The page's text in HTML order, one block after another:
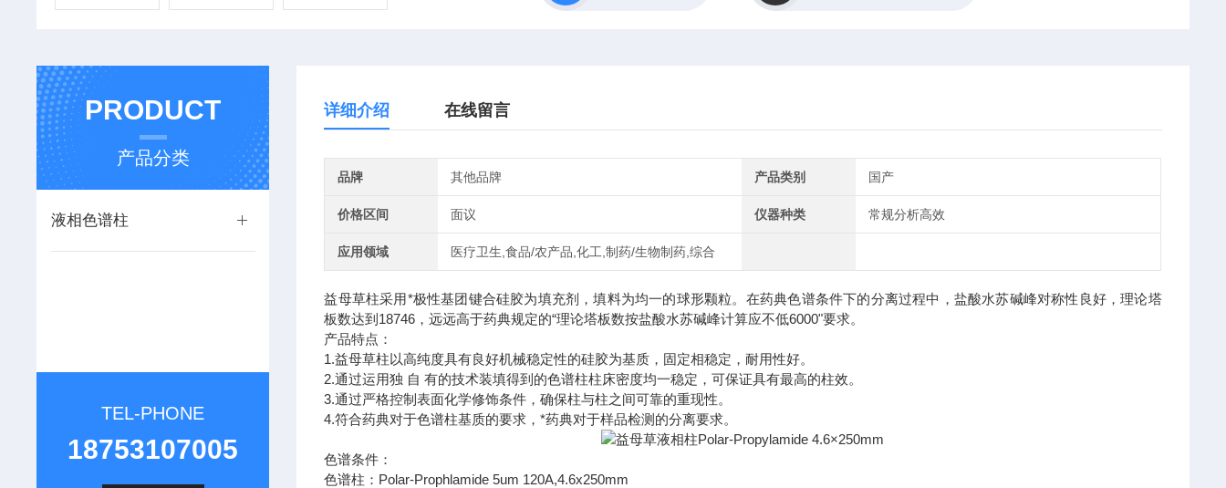
PRODUCT
产品分类
液相色谱柱
TEL-PHONE
18753107005
详细介绍 在线留言
品牌 其他品牌 产品类别 国产
价格区间 面议 仪器种类 常规分析高效
应用领域 医疗卫生,食品/农产品,化工,制药/生物制药,综合
益母草柱采用*极性基团键合硅胶为填充剂，填料为均一的球形颗粒。在药典色谱条件下的分离过程中，盐酸水苏碱峰对称性良好，理论塔
板数达到18746，远远高于药典规定的“理论塔板数按盐酸水苏碱峰计算应不低6000"要求。
产品特点：
1.益母草柱以高纯度具有良好机械稳定性的硅胶为基质，固定相稳定，耐用性好。
2.通过运用独 自 有的技术装填得到的色谱柱柱床密度均一稳定，可保证具有最高的柱效。
3.通过严格控制表面化学修饰条件，确保柱与柱之间可靠的重现性。
4.符合药典对于色谱柱基质的要求，*药典对于样品检测的分离要求。
色谱条件：
色谱柱：Polar-Prophlamide 5um 120A,4.6x250mm